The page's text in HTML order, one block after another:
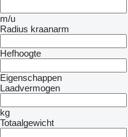
m/u
Radius kraanarm
Hefhoogte
Eigenschappen
Laadvermogen
kg
Totaalgewicht